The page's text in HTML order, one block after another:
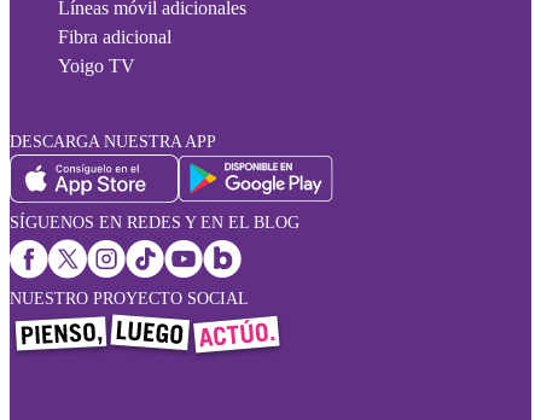
Líneas móvil adicionales
Fibra adicional
Yoigo TV
DESCARGA NUESTRA APP
SÍGUENOS EN REDES Y EN EL BLOG
NUESTRO PROYECTO SOCIAL